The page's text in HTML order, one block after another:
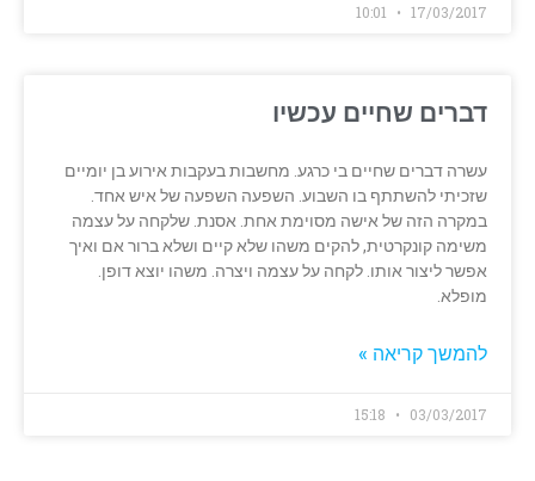
17/03/2017
דברים שחיים עכשיו
עשרה דברים שחיים בי כרגע. מחשבות בעקבות אירוע בן יומיים
שזכיתי להשתתף בו השבוע. השפעה השפעה של איש אחד.
במקרה הזה של אישה מסוימת אחת. אסנת. שלקחה על עצמה
משימה קונקרטית, להקים משהו שלא קיים ושלא ברור אם ואיך
אפשר ליצור אותו. לקחה על עצמה ויצרה. משהו יוצא דופן.
מופלא.
להמשך קריאה »
03/03/2017